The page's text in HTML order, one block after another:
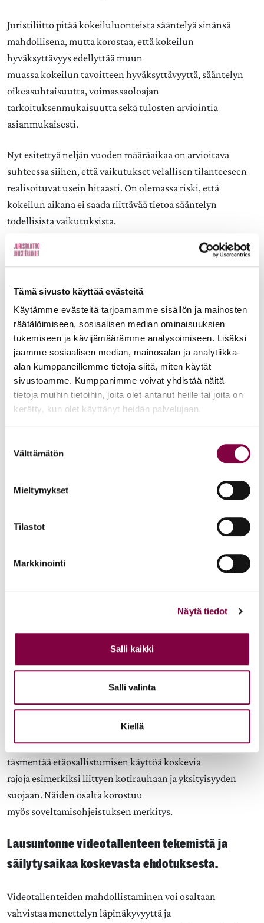
Tämä sivusto käyttää evästeitä
Käytämme evästeitä tarjoamamme sisällön ja mainosten
räätälöimiseen, sosiaalisen median ominaisuuksien
tukemiseen ja kävijämäärämme analysoimiseen. Lisäksi
jaamme sosiaalisen median, mainosalan ja analytiikka-
alan kumppaneillemme tietoja siitä, miten käytät
sivustoamme. Kumppanimme voivat yhdistää näitä
tietoja muihin tietoihin, joita olet antanut heille tai joita on
kerätty, kun olet käyttänyt heidän palvelujaan.
valinta
Välttämätön
Mieltymykset
Tilastot
Markkinointi
Näytä tiedot
Salli kaikki
Salli valinta
Kiellä
Juristiliitto pitää kokeiluluonteista sääntelyä sinänsä
mahdollisena, mutta korostaa, että kokeilun
hyväksyttävyys edellyttää muun
muassa kokeilun tavoitteen hyväksyttävyyttä, sääntelyn
oikeasuhtaisuutta, voimassaoloajan
tarkoituksenmukaisuutta sekä tulosten arviointia
asianmukaisesti.
Nyt esitettyä neljän vuoden määräaikaa on arvioitava
suhteessa siihen, että vaikutukset velallisen tilanteeseen
realisoituvat usein hitaasti. On olemassa riski, että
kokeilun aikana ei saada riittävää tietoa sääntelyn
todellisista vaikutuksista.
Juristiliitto katsoo, että arviointimenetelmä, mittarit ja
seurattavat vaikutukset olisi hyvä määritellä selkeästi
2. Etäosallistuminen ja videotallenteen
tekeminen
Lausuntonne etäosallistumista toimituksiin ja
ulosottoselvitykseen koskevista ehdotuksista.
saavutettavuutta ja voi lisätä tehokkuutta erityisesti
välttämätöntä. Samalla se kuitenkin lisää tarvetta muun
muassa järjestelmien kehitykselle, tietoturvanäkökulmien
huomioonottamiselle, henkilökunnan ohjeistuksille sekä
asiakkaiden opastukselle, eikä uudistusta voida tästä
työmäärään tai järjestelmäkehitykseen liittyvien
oikeusturvanäkökulmia. Etäosallistumisen tulee aina olla
vapaaehtoista, eikä asianosaista tule välillisesti ohjata
siihen esimerkiksi resurssisäästöjen perusteella. Lisäksi on
varmistettava, että etämenettely ei heikennä
vastaamista tai luotettavuutta.
Juristiliitto katsoo, että esityksessä tulisi
täsmentää etäosallistumisen käyttöä koskevia
rajoja esimerkiksi liittyen kotirauhaan ja yksityisyyden
suojaan. Näiden osalta korostuu
myös soveltamisohjeistuksen merkitys.
Lausuntonne videotallenteen tekemistä ja
säilytysaikaa koskevasta ehdotuksesta.
Videotallenteiden mahdollistaminen voi osaltaan
vahvistaa menettelyn läpinäkyvyyttä ja